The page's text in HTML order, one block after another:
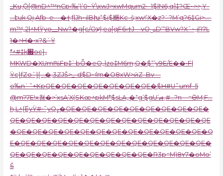
_Ku‚Ǭ[@nD^™nCp‹‰‘)’0~Ÿ\xwJ>xwMqum2•–1$lN6‚q]‡?Œ~>>,Y–
…էuk Qj‚Afb–e—�†;f|Jh~i|Bխ“$i$颺Kc–š;xw!‘X�z?`?M’q?6‡Gi>…-
m™„2|^MŸyo__Nw?�g[c/Oע֭|;ea[qF6‹†J—vOݾD‘“BVw?Xˆ~,iR7L
1�>H�•x?&`Ÿ
*^#‡k׏oc}„
MKWD�XUmI%Fp‡`bȬ�eO„lzo‡M6m;Q�$“’y9E/E��•F|
Ÿc}fZoˆ}[…�,3ZJŠ>_-d$D~ſm�O8xW>ӣZ–Bv—
o‰n`˜+KpQE�QE�QE�QE�QE�QE�QE�$H#U˜umf–5
@m?7E!x쳠�>’xsA’X(SKœ^pkM*$sLA„�־g’$gU’⦯˯#…?n—=ӪM;F…
h,L^{߳EyȲ#•˜yQߨ�QE�QE�QE�QE�QE�QE�QE�QE�QE�
QE�QE�QE�QE�QE�QE�QE�QE�QE�QE�QE�QE�QE
�QE�QE�QE�QE�QE�QE�QE�QE�QE�QE�QE�QE�Q
E�QE�QE�QE�QE�QE�QE�QE�QE�QE�QE�QE�QE�
QE�QE�QE�QE�QE�QE�QE�QE�QE�R3p=M)8ʏ7�oMo’
Š